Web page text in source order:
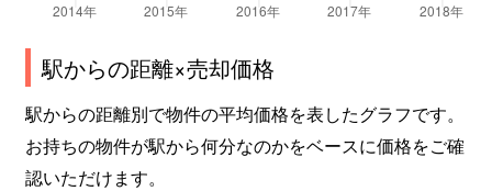
駅からの距離×売却価格
駅からの距離別で物件の平均価格を表したグラフです。
お持ちの物件が駅から何分なのかをベースに価格をご確
認いただけます。